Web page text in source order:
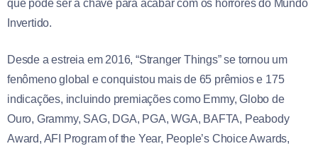
que pode ser a chave para acabar com os horrores do Mundo
Invertido.
Desde a estreia em 2016, “Stranger Things” se tornou um
fenômeno global e conquistou mais de 65 prêmios e 175
indicações, incluindo premiações como Emmy, Globo de
Ouro, Grammy, SAG, DGA, PGA, WGA, BAFTA, Peabody
Award, AFI Program of the Year, People’s Choice Awards,